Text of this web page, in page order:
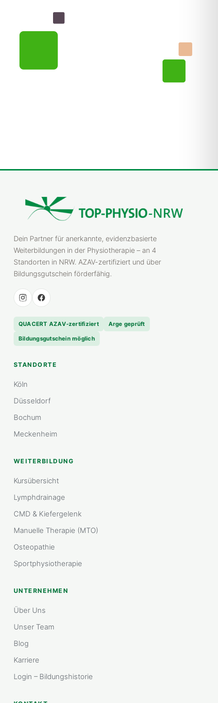
Dein Partner für anerkannte, evidenzbasierte
Weiterbildungen in der Physiotherapie – an 4
Standorten in NRW. AZAV-zertifiziert und über
Bildungsgutschein förderfähig.
QUACERT AZAV-zertifiziert Arge geprüft
Bildungsgutschein möglich
STANDORTE
Köln
Düsseldorf
Bochum
Meckenheim
WEITERBILDUNG
Kursübersicht
Lymphdrainage
CMD & Kiefergelenk
Manuelle Therapie (MTO)
Osteopathie
Sportphysiotherapie
UNTERNEHMEN
Über Uns
Unser Team
Blog
Karriere
Login – Bildungshistorie